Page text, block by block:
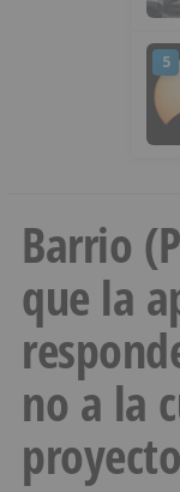
5
Barrio
que la
no a la
proyecto